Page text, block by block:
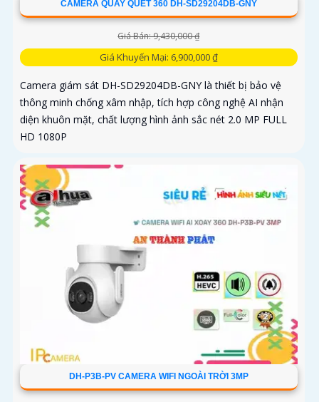
CAMERA QUAY QUÉT 360 DH-SD29204DB-GNY
Giá Bán: 9,430,000 ₫
Giá Khuyến Mại: 6,900,000 ₫
Camera giám sát DH-SD29204DB-GNY là thiết bị bảo vệ
thông minh chống xâm nhập, tích hợp công nghệ AI nhận
diện khuôn mặt, chất lượng hình ảnh sắc nét 2.0 MP FULL
HD 1080P
DH-P3B-PV CAMERA WIFI NGOÀI TRỜI 3MP